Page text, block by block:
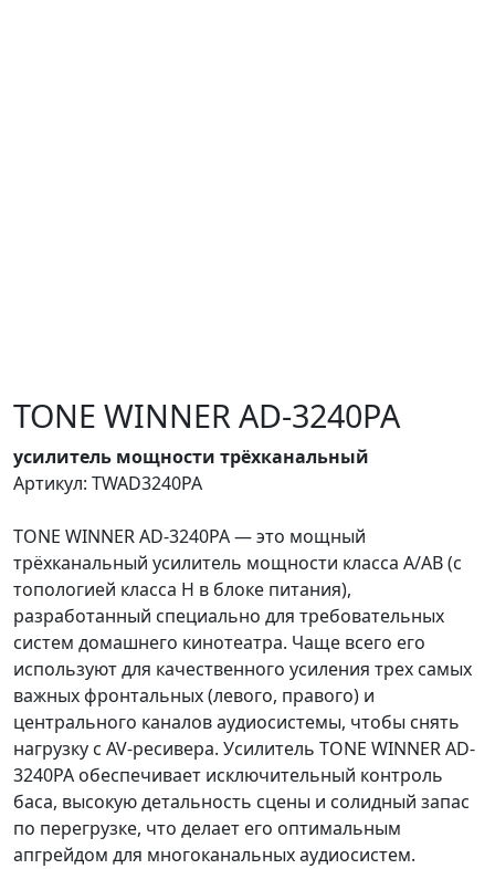
TONE WINNER AD-3240PA
усилитель мощности трёхканальный
Артикул: TWAD3240PA
TONE WINNER AD-3240PA — это мощный
трёхканальный усилитель мощности класса A/AB (с
топологией класса H в блоке питания),
разработанный специально для требовательных
систем домашнего кинотеатра. Чаще всего его
используют для качественного усиления трех самых
важных фронтальных (левого, правого) и
центрального каналов аудиосистемы, чтобы снять
нагрузку с AV-ресивера. Усилитель TONE WINNER AD-
3240PA обеспечивает исключительный контроль
баса, высокую детальность сцены и солидный запас
по перегрузке, что делает его оптимальным
апгрейдом для многоканальных аудиосистем.